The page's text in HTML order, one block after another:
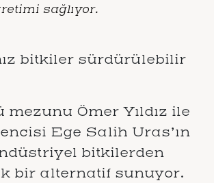
sağlıyor.
bitkiler sürdürülebilir
Ömer Yıldız ile
Ege Salih Uras’ın
bitkilerden
bir alternatif sunuyor.